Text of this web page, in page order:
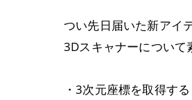
つい先日届いた新アイ
3Dスキャナーについて
・3次元座標を取得する